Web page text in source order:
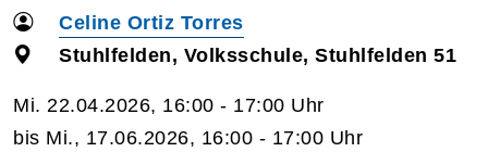
Celine Ortiz Torres
Stuhlfelden, Volksschule, Stuhlfelden 51
Mi. 22.04.2026, 16:00 - 17:00 Uhr
bis Mi., 17.06.2026, 16:00 - 17:00 Uhr